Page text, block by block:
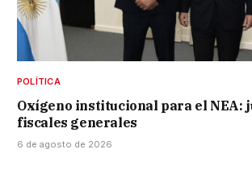
POLÍTICA
Oxígeno institucional para el NEA:
fiscales generales
6 de agosto de 2026